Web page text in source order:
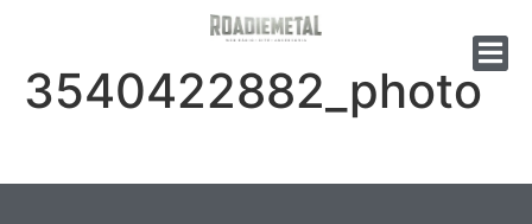
3540422882_photo